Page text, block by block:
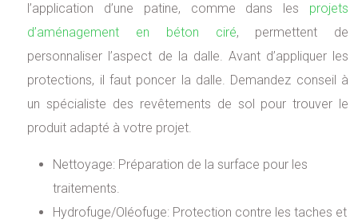
l’application d’une patine, comme dans les projets
d’aménagement en béton ciré, permettent de
personnaliser l’aspect de la dalle. Avant d’appliquer les
protections, il faut poncer la dalle. Demandez conseil à
un spécialiste des revêtements de sol pour trouver le
produit adapté à votre projet.
Nettoyage: Préparation de la surface pour les
traitements.
Hydrofuge/Oléofuge: Protection contre les taches et